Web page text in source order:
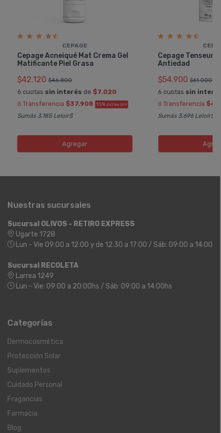
CEPAGE
Cepage Acneiqué Mat Crema Gel
Matificante Piel Grasa
$42.120 $46.800
6 cuotas sin interés de $7.020
ó Transferencia $37.908 10% EXTRA OFF
Sumás 3.185 Leloir$
Agregar
Cepage Tenseur
Antiedad
$54.900 $61.000
6 cuotas sin
ó Transferencia
Sumás 3.696 Leloir$
Nuestras sucursales
Sucursal OLIVOS - RETIRO EXPRESS
Ugarte 1728
Lun - Vie 09:00 a 12:00 y de 12:30 a 17:00 / Sáb: 09:00 a 14:00
Sucursal RECOLETA
Larrea 1249
Lun - Vie: 09:00 a 20:00hs / Sáb: 09:00 a 14:00hs
Categorías
Dermocosmética
Protección Solar
Suplementos
Cuidado Personal
Fragancias
Farmacia
Blog